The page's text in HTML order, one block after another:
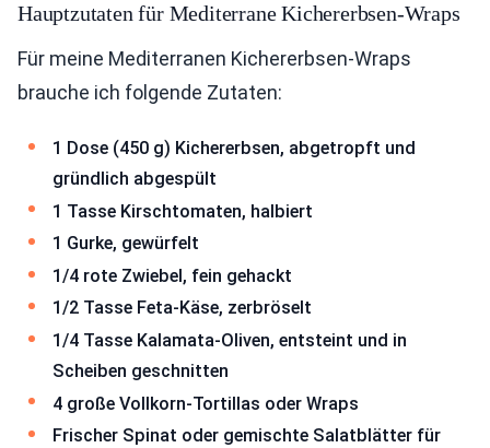
Hauptzutaten für Mediterrane Kichererbsen-Wraps
Für meine Mediterranen Kichererbsen-Wraps
brauche ich folgende Zutaten:
1 Dose (450 g) Kichererbsen, abgetropft und
gründlich abgespült
1 Tasse Kirschtomaten, halbiert
1 Gurke, gewürfelt
1/4 rote Zwiebel, fein gehackt
1/2 Tasse Feta-Käse, zerbröselt
1/4 Tasse Kalamata-Oliven, entsteint und in
Scheiben geschnitten
4 große Vollkorn-Tortillas oder Wraps
Frischer Spinat oder gemischte Salatblätter für